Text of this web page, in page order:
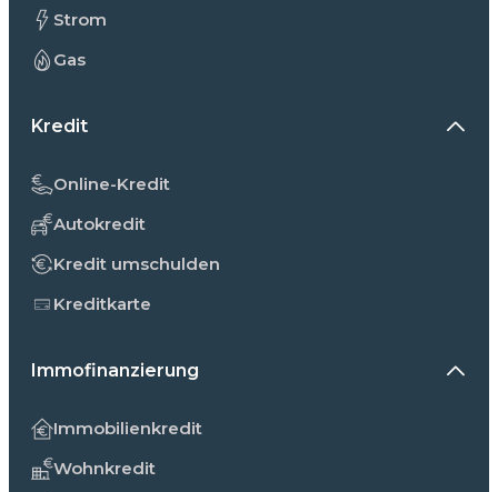
Strom
Gas
Kredit
Online-Kredit
Autokredit
Kredit umschulden
Kreditkarte
Immofinanzierung
Immobilienkredit
Wohnkredit